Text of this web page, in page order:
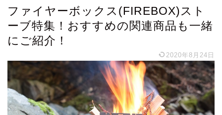
ファイヤーボックス(FIREBOX)スト
ーブ特集！おすすめの関連商品も一緒
にご紹介！
2020年8月24日